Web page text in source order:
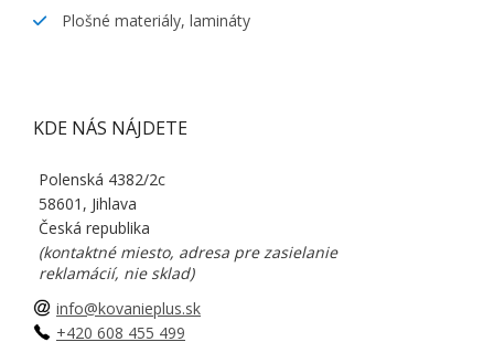
Plošné materiály, lamináty
KDE NÁS NÁJDETE
Polenská 4382/2c
58601, Jihlava
Česká republika
(kontaktné miesto, adresa pre zasielanie
reklamácií, nie sklad)
info@kovanieplus.sk
+420 608 455 499